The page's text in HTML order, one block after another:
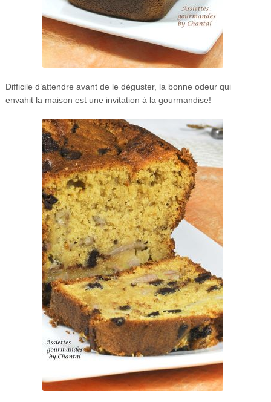
Difficile d’attendre avant de le déguster, la bonne odeur qui
envahit la maison est une invitation à la gourmandise!